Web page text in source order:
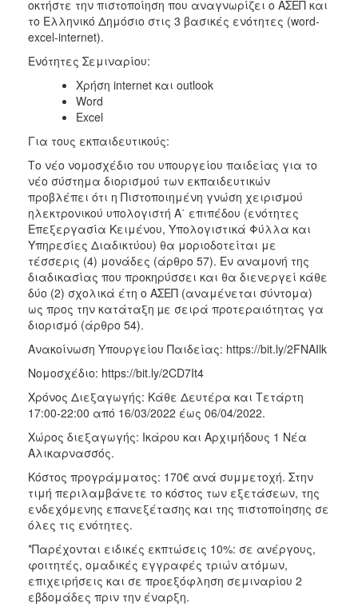
οκτήστε την πιστοποίηση που αναγνωρίζει ο ΑΣΕΠ και
το Ελληνικό Δημόσιο στις 3 βασικές ενότητες (word-
excel-internet).
Ενότητες Σεμιναρίου:
Χρήση internet και outlook
Word
Excel
Για τους εκπαιδευτικούς:
Το νέο νομοσχέδιο του υπουργείου παιδείας για το
νέο σύστημα διορισμού των εκπαιδευτικών
προβλέπει ότι η Πιστοποιημένη γνώση χειρισμού
ηλεκτρονικού υπολογιστή Α΄ επιπέδου (ενότητες
Επεξεργασία Κειμένου, Υπολογιστικά Φύλλα και
Υπηρεσίες Διαδικτύου) θα μοριοδοτείται με
τέσσερις (4) μονάδες (άρθρο 57). Εν αναμονή της
διαδικασίας που προκηρύσσει και θα διενεργεί κάθε
δύο (2) σχολικά έτη ο ΑΣΕΠ (αναμένεται σύντομα)
ως προς την κατάταξη µε σειρά προτεραιότητας γα
διορισμό (άρθρο 54).
Ανακοίνωση Υπουργείου Παιδείας: https://bit.ly/2FNAIlk
Noμοσχέδιο: https://bit.ly/2CD7It4
Χρόνος Διεξαγωγής: Κάθε Δευτέρα και Τετάρτη
17:00-22:00 από 16/03/2022 έως 06/04/2022.
Χώρος διεξαγωγής: Ικάρου και Αρχιμήδους 1 Νέα
Αλικαρνασσός.
Κόστος προγράμματος: 170€ ανά συμμετοχή. Στην
τιμή περιλαμβάνετε το κόστος των εξετάσεων, της
ενδεχόμενης επανεξέτασης και της πιστοποίησης σε
όλες τις ενότητες.
*Παρέχονται ειδικές εκπτώσεις 10%: σε ανέργους,
φοιτητές, ομαδικές εγγραφές τριών ατόμων,
επιχειρήσεις και σε προεξόφληση σεμιναρίου 2
εβδομάδες πριν την έναρξη.